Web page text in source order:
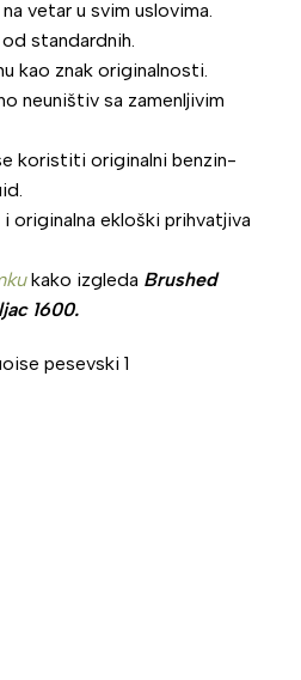
vetar u svim uslovima.
od standardnih.
kao znak originalnosti.
neuništiv sa zamenljivim
koristiti originalni benzin-
originalna ekloški prihvatjiva
kako izgleda Brushed
1600.